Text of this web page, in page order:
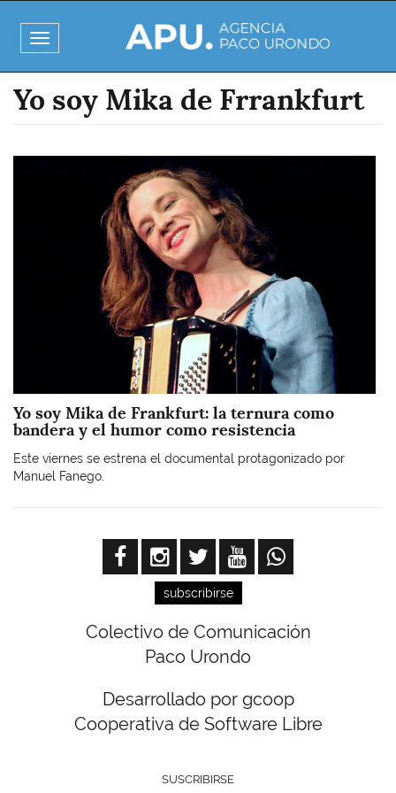
al
contenido
principal
Toggle
navigation
Yo soy Mika de Frrankfurt
Yo soy Mika de Frankfurt: la ternura como
bandera y el humor como resistencia
Este viernes se estrena el documental protagonizado por
Manuel Fanego.
subscribirse
Colectivo de Comunicación
Paco Urondo
Desarrollado por gcoop
Cooperativa de Software Libre
SUSCRIBIRSE